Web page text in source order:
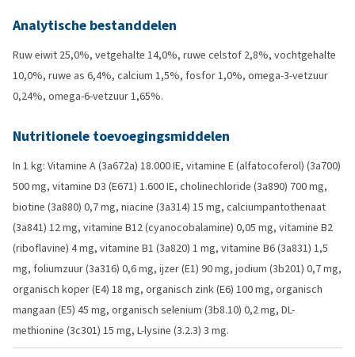
Analytische bestanddelen
Ruw eiwit 25,0%, vetgehalte 14,0%, ruwe celstof 2,8%, vochtgehalte
10,0%, ruwe as 6,4%, calcium 1,5%, fosfor 1,0%, omega-3-vetzuur
0,24%, omega-6-vetzuur 1,65%.
Nutritionele toevoegingsmiddelen
In 1 kg: Vitamine A (3a672a) 18.000 IE, vitamine E (alfatocoferol) (3a700)
500 mg, vitamine D3 (E671) 1.600 IE, cholinechloride (3a890) 700 mg,
biotine (3a880) 0,7 mg, niacine (3a314) 15 mg, calciumpantothenaat
(3a841) 12 mg, vitamine B12 (cyanocobalamine) 0,05 mg, vitamine B2
(riboflavine) 4 mg, vitamine B1 (3a820) 1 mg, vitamine B6 (3a831) 1,5
mg, foliumzuur (3a316) 0,6 mg, ijzer (E1) 90 mg, jodium (3b201) 0,7 mg,
organisch koper (E4) 18 mg, organisch zink (E6) 100 mg, organisch
mangaan (E5) 45 mg, organisch selenium (3b8.10) 0,2 mg, DL-
methionine (3c301) 15 mg, L-lysine (3.2.3) 3 mg.